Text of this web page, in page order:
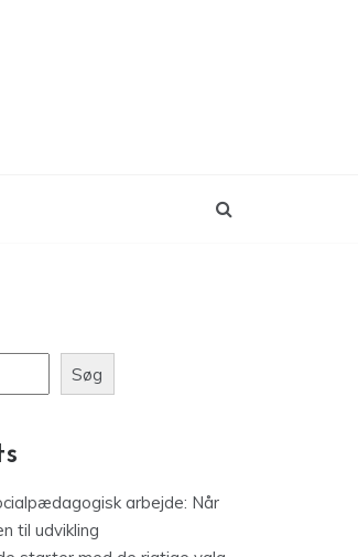
Søg
arbejde: Når
til udvikling